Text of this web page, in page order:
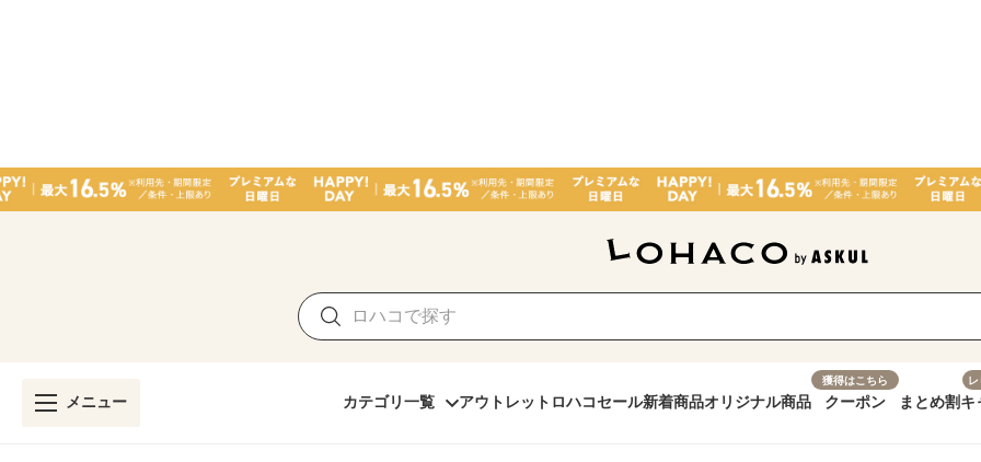
メニュー カテゴリ一覧 アウトレット ロハコセール新着商品オリジナル商品
獲得はこちら
クーポン まとめ割キ